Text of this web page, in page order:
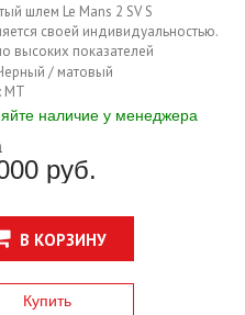
шлем Le Mans 2 SV S
своей индивидуальностью.
высоких показателей
обновленный шлем в
с кожаными вставками и
подчеркивающими его
стиль никого не оставит
С ним вы не только
себя защищенным, и
/ матовый
MT
наличие у менеджера
руб.
В КОРЗИНУ
Купить